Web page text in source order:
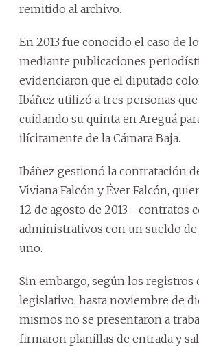
remitido al archivo.
En 2013 fue conocido el caso de
mediante publicaciones
evidenciaron que el diputado
Ibáñez utilizó a tres personas
cuidando su quinta en Areguá
ilícitamente de la Cámara Baja.
Ibáñez gestionó la contratación
Viviana Falcón y Éver Falcón,
12 de agosto de 2013– contratos
administrativos con un sueldo de
uno.
Sin embargo, según los registros
legislativo, hasta noviembre de
mismos no se presentaron a
firmaron planillas de entrada y